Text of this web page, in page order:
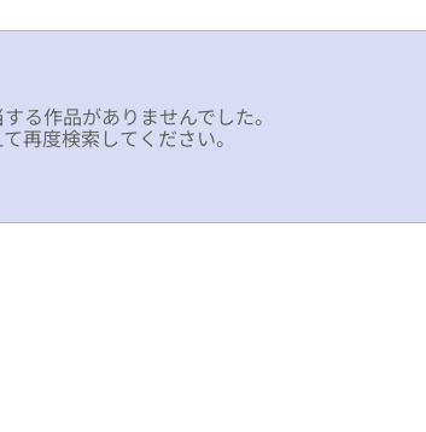
る作品がありませんでした。
再度検索してください。